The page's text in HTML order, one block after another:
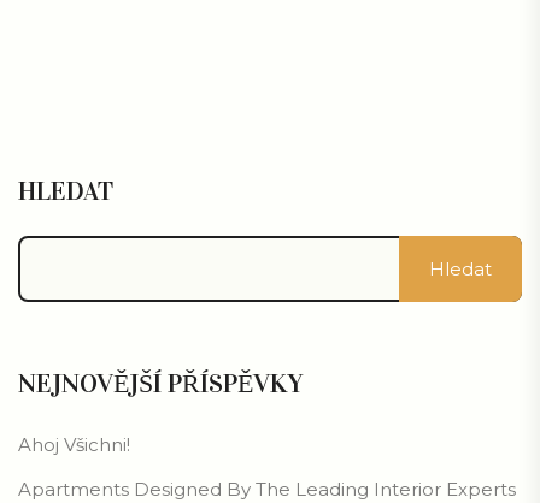
HLEDAT
Hledat
NEJNOVĚJŠÍ PŘÍSPĚVKY
Ahoj Všichni!
Apartments Designed By The Leading Interior Experts